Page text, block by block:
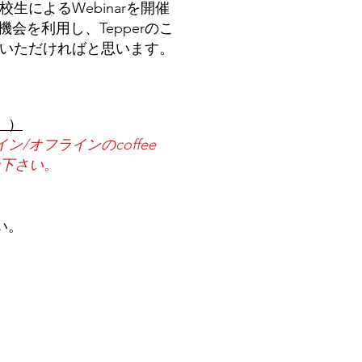
生によるWebinarを開催
会を利用し、Tepperのこ
ただければと思います。
ン/オフラインのcoffee
さい。